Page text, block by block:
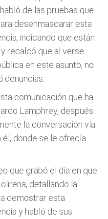
de las pruebas que
desenmascarar esta
indicando que están
recalcó que al verse
en este asunto, no
denuncias.
comunicación que ha
Lamphrey, después
la conversación vía
donde se le ofrecía
que grabó el día en que
detallando la
demostrar esta
y habló de sus